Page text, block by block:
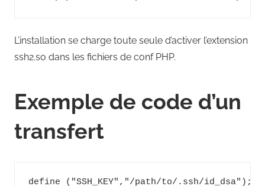
L’installation se charge toute seule d’activer l’extension
ssh2.so dans les fichiers de conf PHP.
Exemple de code d’un
transfert
define ("SSH_KEY","/path/to/.ssh/id_dsa");